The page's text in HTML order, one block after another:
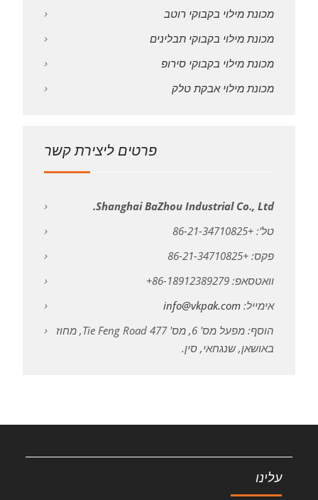
מכונת מילוי בקבוקי רוטב
מכונת מילוי בקבוקי תבלינים
מכונת מילוי בקבוקי סירופ
מכונת מילוי אבקת טלק
פרטים ליצירת קשר
Shanghai BaZhou Industrial Co., Ltd.
טל': +86-21-34710825
פקס: +86-21-34710825
וואטסאפ: 86-18912389279+
אימייל: info@vkpak.com
הוסף: מפעל מס' 6, מס' 477 Tie Feng Road, מחוז
באושאן, שנגחאי, סין.
עלינו